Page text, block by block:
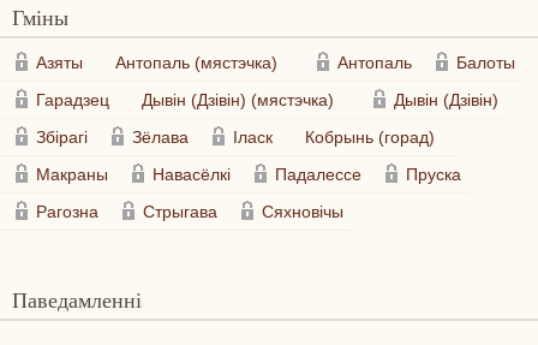
Гміны
Азяты Антопаль (мястэчка) Антопаль
Балоты
Гарадзец
Дывін (Дзівін) (мястэчка)
Дывін (Дзівін)
Збірагі
Зёлава Іласк
Кобрынь (горад)
Макраны
Навасёлкі Падалессе
Пруска
Рагозна
Стрыгава Сяхновічы
Паведамленні